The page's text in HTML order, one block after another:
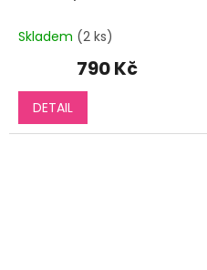
Skladem (2 ks)
790 Kč
DETAIL